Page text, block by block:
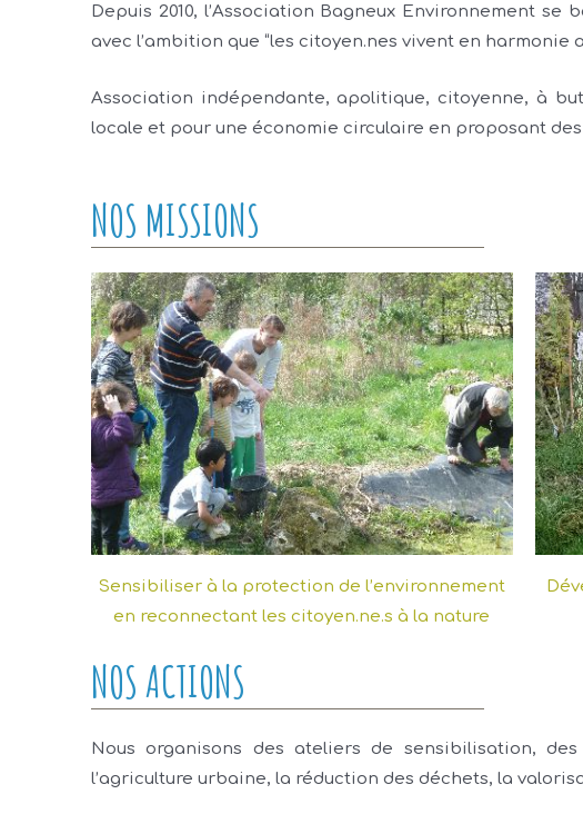
Depuis 2010, l’Association Bagneux Environnement
avec l’ambition que “les citoyen.nes vivent en harmonie
Association indépendante, apolitique, citoyenne, à
locale et pour une économie circulaire en proposant
NOS MISSIONS
Sensibiliser à la protection de l’environnement
en reconnectant les citoyen.ne.s à la nature
NOS ACTIONS
Nous organisons des ateliers de sensibilisation,
l’agriculture urbaine, la réduction des déchets, la